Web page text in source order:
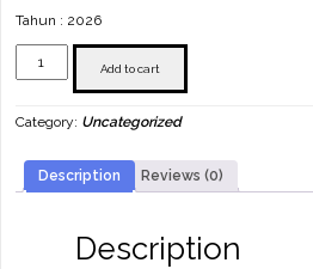
Tahun : 2026
Kontroversi
Argumen
Kelompok
dan
Hermeneutika
Qur’an
Add to cart
Category: Uncategorized
Description Reviews (0)
Description